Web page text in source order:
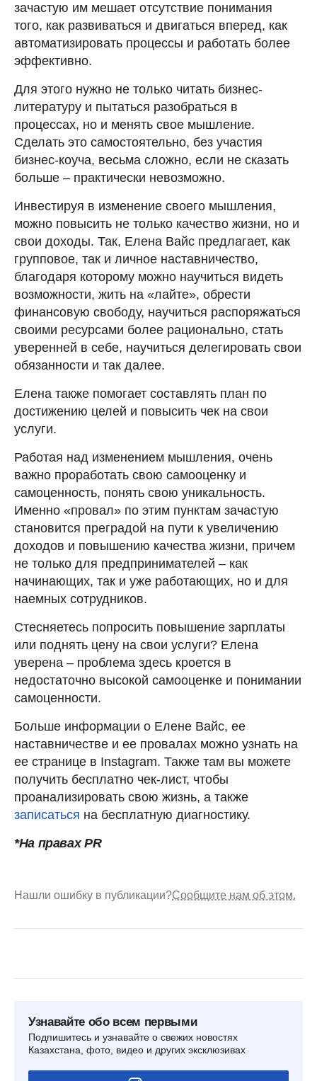
зачастую им мешает отсутствие понимания
того, как развиваться и двигаться вперед, как
автоматизировать процессы и работать более
эффективно.
Для этого нужно не только читать бизнес-
литературу и пытаться разобраться в
процессах, но и менять свое мышление.
Сделать это самостоятельно, без участия
бизнес-коуча, весьма сложно, если не сказать
больше – практически невозможно.
Инвестируя в изменение своего мышления,
можно повысить не только качество жизни, но и
свои доходы. Так, Елена Вайс предлагает, как
групповое, так и личное наставничество,
благодаря которому можно научиться видеть
возможности, жить на «лайте», обрести
финансовую свободу, научиться распоряжаться
своими ресурсами более рационально, стать
уверенней в себе, научиться делегировать свои
обязанности и так далее.
Елена также помогает составлять план по
достижению целей и повысить чек на свои
услуги.
Работая над изменением мышления, очень
важно проработать свою самооценку и
самоценность, понять свою уникальность.
Именно «провал» по этим пунктам зачастую
становится преградой на пути к увеличению
доходов и повышению качества жизни, причем
не только для предпринимателей – как
начинающих, так и уже работающих, но и для
наемных сотрудников.
Стесняетесь попросить повышение зарплаты
или поднять цену на свои услуги? Елена
уверена – проблема здесь кроется в
недостаточно высокой самооценке и понимании
самоценности.
Больше информации о Елене Вайс, ее
наставничестве и ее провалах можно узнать на
ее странице в Instagram. Также там вы можете
получить бесплатно чек-лист, чтобы
проанализировать свою жизнь, а также
записаться на бесплатную диагностику.
*На правах PR
Нашли ошибку в публикации?Сообщите нам об этом.
Узнавайте обо всем первыми
Подпишитесь и узнавайте о свежих новостях
Казахстана, фото, видео и других эксклюзивах